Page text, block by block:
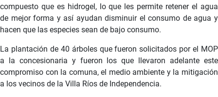
compuesto que es hidrogel, lo que les permite retener el agua
de mejor forma y así ayudan disminuir el consumo de agua y
hacen que las especies sean de bajo consumo.
La plantación de 40 árboles que fueron solicitados por el MOP
a la concesionaria y fueron los que llevaron adelante este
compromiso con la comuna, el medio ambiente y la mitigación
a los vecinos de la Villa Ríos de Independencia.